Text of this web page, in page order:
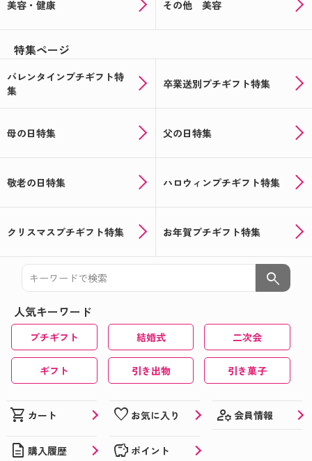
美容・健康 その他 美容
特集ページ
バレンタインプチギフト特
集
卒業送別プチギフト特集
母の日特集 父の日特集
敬老の日特集 ハロウィンプチギフト特集
クリスマスプチギフト特集 お年賀プチギフト特集
search
人気キーワード
プチギフト 結婚式 二次会
ギフト 引き出物 引き菓子
shopping_cart カート favorite お気に入り manage_accounts 会員情報
description 購入履歴 savings ポイント